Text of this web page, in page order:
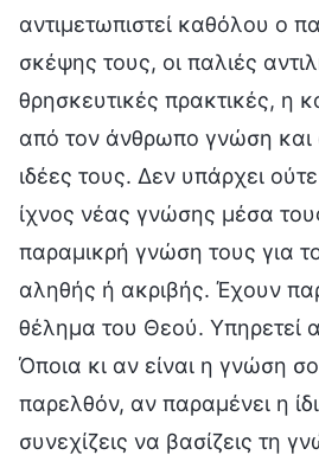
αντιμετωπιστεί καθόλου ο
σκέψης τους, οι παλιές
θρησκευτικές πρακτικές, η
από τον άνθρωπο γνώση και
ιδέες τους. Δεν υπάρχει
ίχνος νέας γνώσης μέσα
παραμικρή γνώση τους για
αληθής ή ακριβής. Έχουν
θέλημα του Θεού. Υπηρετεί
Όποια κι αν είναι η γνώση
παρελθόν, αν παραμένει η
συνεχίζεις να βασίζεις τη